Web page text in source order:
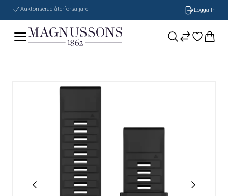
Auktoriserad återförsäljare Logga In